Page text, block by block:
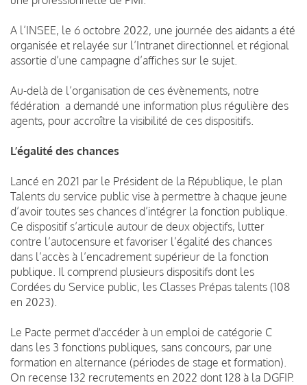
A l’INSEE, le 6 octobre 2022, une journée des aidants a été
organisée et relayée sur l’Intranet directionnel et régional
assortie d’une campagne d’affiches sur le sujet.
Au-delà de l’organisation de ces évènements, notre
fédération a demandé une information plus régulière des
agents, pour accroître la visibilité de ces dispositifs.
L’égalité des chances
Lancé en 2021 par le Président de la République, le plan
Talents du service public vise à permettre à chaque jeune
d’avoir toutes ses chances d’intégrer la fonction publique.
Ce dispositif s’articule autour de deux objectifs, lutter
contre l’autocensure et favoriser l’égalité des chances
dans l’accès à l’encadrement supérieur de la fonction
publique. Il comprend plusieurs dispositifs dont les
Cordées du Service public, les Classes Prépas talents (108
en 2023).
Le Pacte permet d'accéder à un emploi de catégorie C
dans les 3 fonctions publiques, sans concours, par une
formation en alternance (périodes de stage et formation).
On recense 132 recrutements en 2022 dont 128 à la DGFIP.